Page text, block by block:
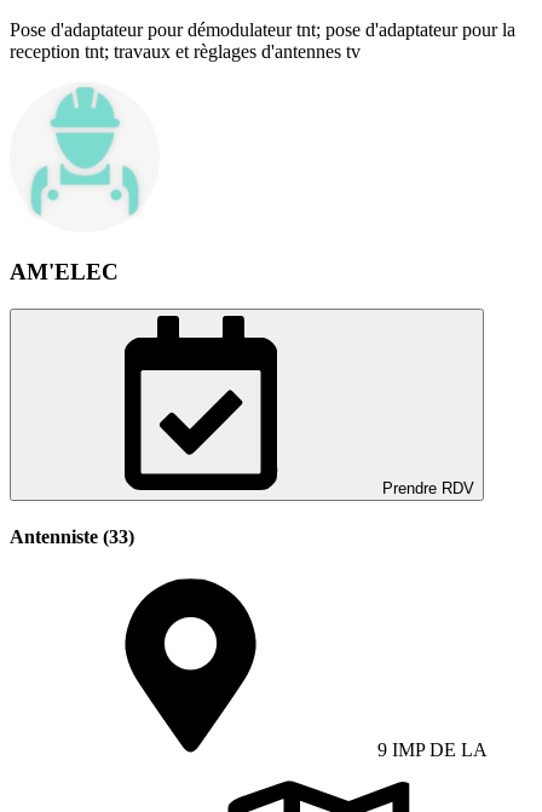
Pose d'adaptateur pour démodulateur tnt; pose d'adaptateur pour la
reception tnt; travaux et règlages d'antennes tv
AM'ELEC
Prendre RDV
Antenniste (33)
9 IMP DE LA